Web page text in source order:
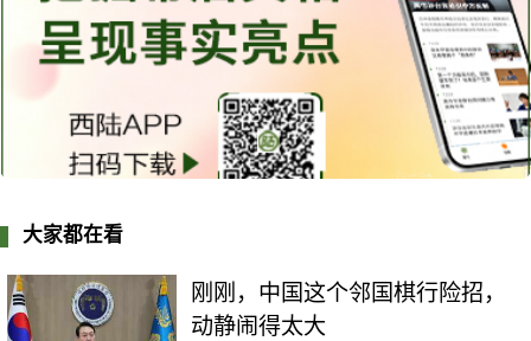
大家都在看
刚刚，中国这个邻国棋行险招，
动静闹得太大